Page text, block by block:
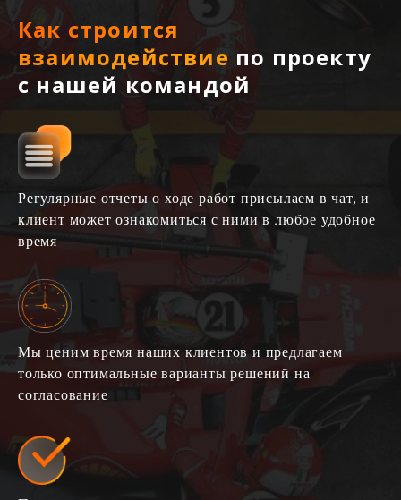
Как строится
взаимодействие по проекту
с нашей командой
Регулярные отчеты о ходе работ присылаем в чат, и
клиент может ознакомиться с ними в любое удобное
время
Мы ценим время наших клиентов и предлагаем
только оптимальные варианты решений на
согласование